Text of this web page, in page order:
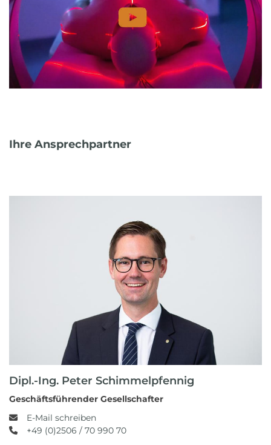
Ihre Ansprechpartner
Dipl.-Ing. Peter Schimmelpfennig
Geschäftsführender Gesellschafter
E-Mail schreiben
+49 (0)2506 / 70 990 70